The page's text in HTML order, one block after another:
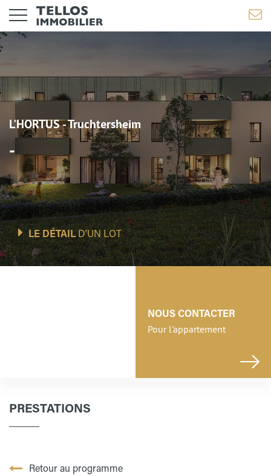
L'HORTUS - Truchtersheim
-
LE DÉTAILD'UN LOT
NOUS CONTACTER
Pour l'appartement
PRESTATIONS
Retour au programme